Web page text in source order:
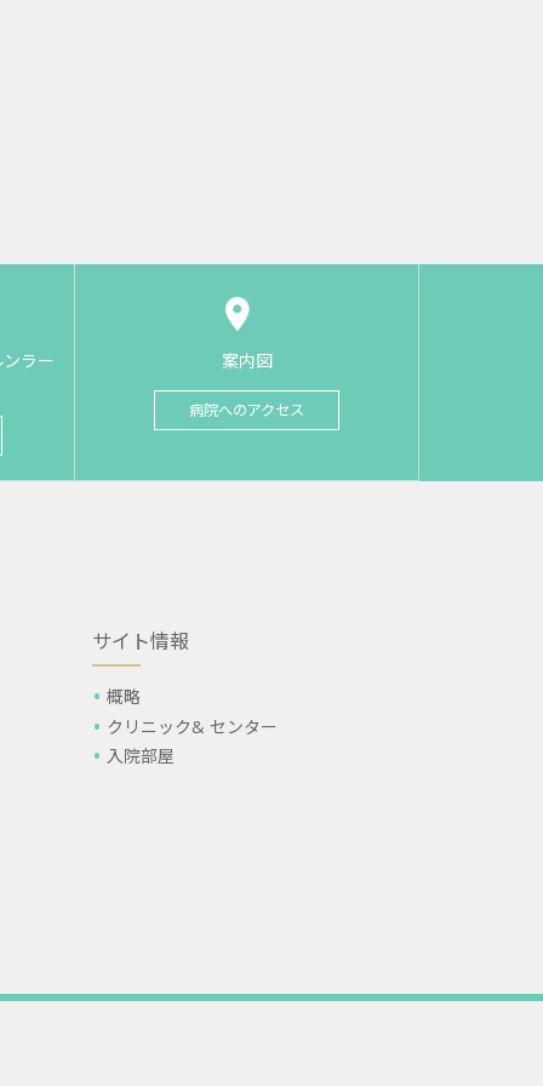
ラー
案内図
病院へのアクセス
サイト情報
概略
クリニック& センター
入院部屋